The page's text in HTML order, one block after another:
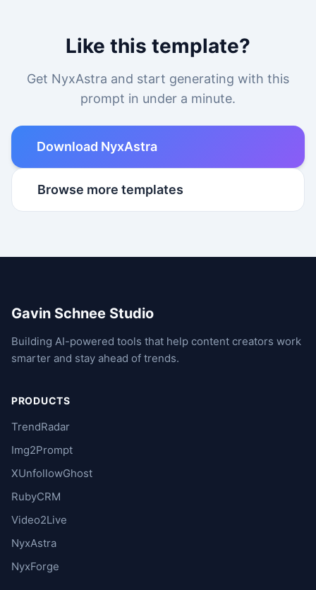
Like this template?
Get NyxAstra and start generating with this
prompt in under a minute.
Download NyxAstra
Browse more templates
Gavin Schnee Studio
Building AI-powered tools that help content creators work
smarter and stay ahead of trends.
PRODUCTS
TrendRadar
Img2Prompt
XUnfollowGhost
RubyCRM
Video2Live
NyxAstra
NyxForge